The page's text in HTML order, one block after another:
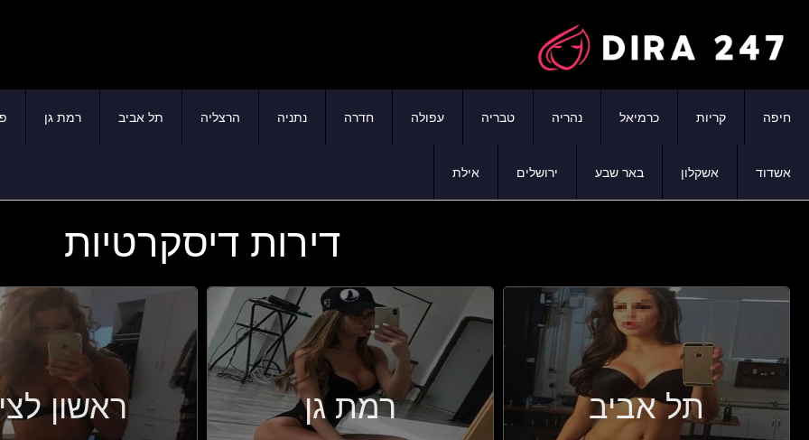
חיפה קריות כרמיאל נהריה טבריה עפולה חדרה נתניה הרצליה תל אביב רמת גן
אשדוד אשקלון באר שבע ירושלים אילת
דירות דיסקרטיות
תל אביב רמת גן ראשון